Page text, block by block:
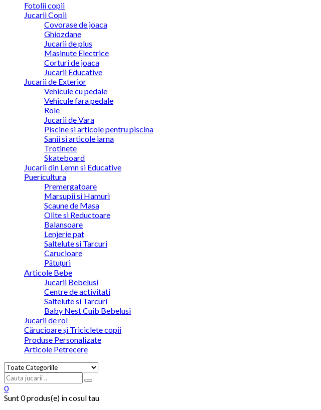
Fotolii copii
Jucarii Copii
Covorase de joaca
Ghiozdane
Jucarii de plus
Masinute Electrice
Corturi de joaca
Jucarii Educative
Jucarii de Exterior
Vehicule cu pedale
Vehicule fara pedale
Role
Jucarii de Vara
Piscine si articole pentru piscina
Sanii si articole iarna
Trotinete
Skateboard
Jucarii din Lemn si Educative
Puericultura
Premergatoare
Marsupii si Hamuri
Scaune de Masa
Olite si Reductoare
Balansoare
Lenjerie pat
Saltelute si Tarcuri
Carucioare
Pătuțuri
Articole Bebe
Jucarii Bebelusi
Centre de activitati
Saltelute si Tarcuri
Baby Nest Cuib Bebelusi
Jucarii de rol
Cărucioare și Triciclete copii
Produse Personalizate
Articole Petrecere
0
Sunt0 produs(e) in cosul tau